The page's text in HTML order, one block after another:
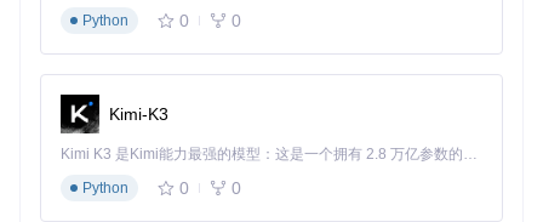
注意：大多数2016年后发布的Android设备都支持arm64-v
8a架构，选择此版本可获得最佳性能和兼容性。
部署流程：文件放置与代码集成
文件系统部署
将选定的库文件部署到Unity项目的指定位置：
Python
0 0
Kimi-K3
Kimi K3 是Kimi能力最强的模型：这是一个拥有 2.8 万亿参数的混合专家（MoE）模型，具备原生视觉理解能力，并支持 100 万 token 的上下文窗口。
Python
0 0